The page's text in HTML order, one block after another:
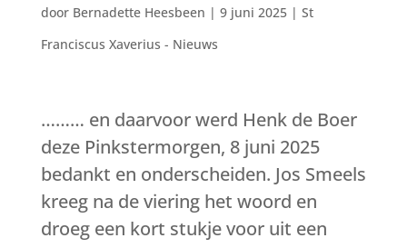
door Bernadette Heesbeen | 9 juni 2025| St
Franciscus Xaverius - Nieuws
……… en daarvoor werd Henk de Boer
deze Pinkstermorgen, 8 juni 2025
bedankt en onderscheiden. Jos Smeels
kreeg na de viering het woord en
droeg een kort stukje voor uit een